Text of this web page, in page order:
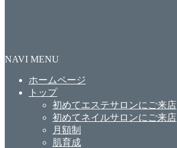
NAVI MENU
ホームページ
トップ
初めてエステサロンにご来店
初めてネイルサロンにご来店
月額制
肌育成